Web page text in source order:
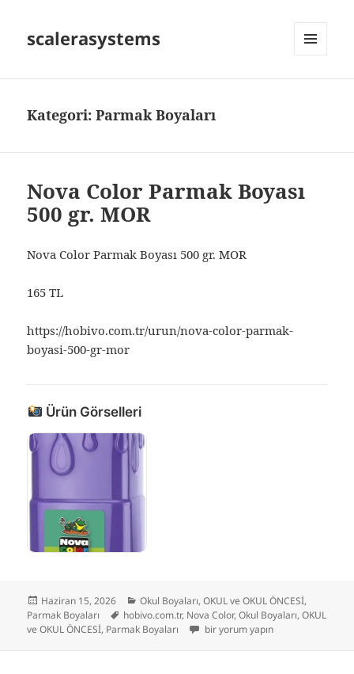
scalerasystems
Kategori:Parmak Boyaları
Nova Color Parmak Boyası
500 gr. MOR
Nova Color Parmak Boyası 500 gr. MOR
165 TL
https://hobivo.com.tr/urun/nova-color-parmak-
boyasi-500-gr-mor
Ürün Görselleri
Yayın
tarihi
Haziran 15, 2026 Kategoriler
Okul Boyaları,OKUL ve OKUL ÖNCESİ,
Parmak Boyaları
Etiketler
hobivo.com.tr, Nova Color,Okul Boyaları,OKUL
ve OKUL ÖNCESİ, Parmak Boyaları Nova Color Parmak Boyası 500 gr.
bir yorum yapın